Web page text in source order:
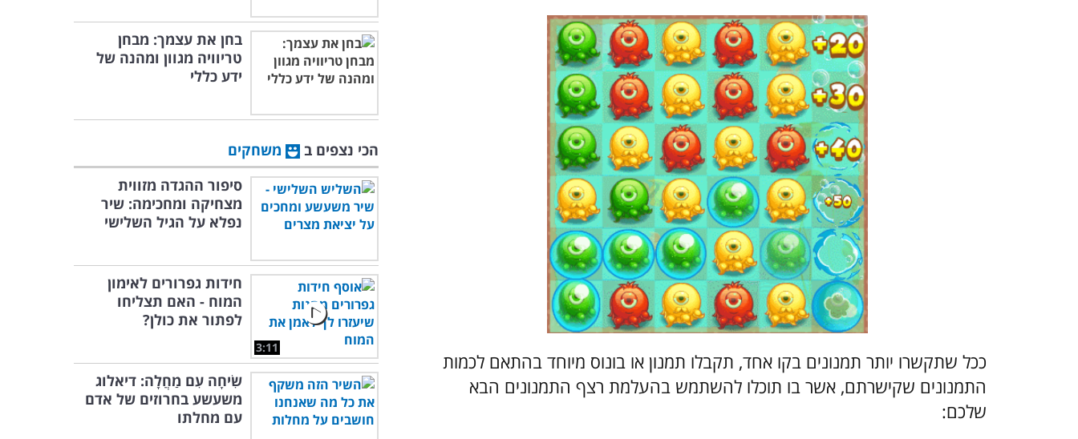
ככל שתקשרו יותר תמנונים בקו אחד, תקבלו תמנון או בונוס מיוחד בהתאם לכמות
התמנונים שקישרתם, אשר בו תוכלו להשתמש בהעלמת רצף התמנונים הבא
שלכם:
בחן את עצמך: מבחן
טריוויה מגוון ומהנה של
ידע כללי
הכי נצפים ב
משחקים
סיפור ההגדה מזווית
מצחיקה ומחכימה: שיר
נפלא על הגיל השלישי
3:11
חידות גפרורים לאימון
המוח - האם תצליחו
לפתור את כולן?
שִׂיחָה עִם מַחֲלָה: דיאלוג
משעשע בחרוזים של אדם
עם מחלתו